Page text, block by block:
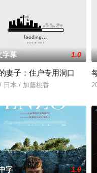
字幕 1.0
妻子：住户专用洞口
日本 / 加藤桃香
字 1.0